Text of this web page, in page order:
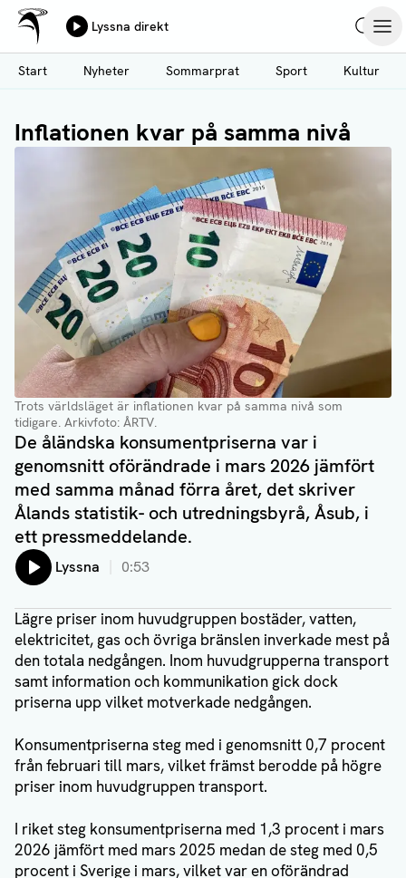
Hoppa
till
huvudinnehåll
Ålands Radio & TV
Lyssna direkt
Start
Nyheter Sommarprat Sport Kultur
Inflationen kvar på samma nivå
Trots världsläget är inflationen kvar på samma nivå som
tidigare. Arkivfoto: ÅRTV.
De åländska konsumentpriserna var i
genomsnitt oförändrade i mars 2026 jämfört
med samma månad förra året, det skriver
Ålands statistik- och utredningsbyrå, Åsub, i
ett pressmeddelande.
Lyssna 0:53
Lägre priser inom huvudgruppen bostäder, vatten,
elektricitet, gas och övriga bränslen inverkade mest på
den totala nedgången. Inom huvudgrupperna transport
samt information och kommunikation gick dock
priserna upp vilket motverkade nedgången.
Konsumentpriserna steg med i genomsnitt 0,7 procent
från februari till mars, vilket främst berodde på högre
priser inom huvudgruppen transport.
I riket steg konsumentpriserna med 1,3 procent i mars
2026 jämfört med mars 2025 medan de steg med 0,5
procent i Sverige i mars, vilket var en oförändrad